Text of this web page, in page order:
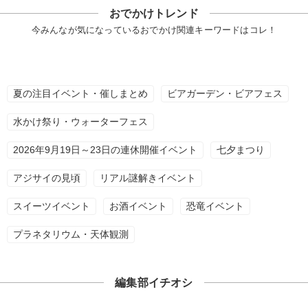
おでかけトレンド
今みんなが気になっているおでかけ関連キーワードはコレ！
夏の注目イベント・催しまとめ ビアガーデン・ビアフェス
水かけ祭り・ウォーターフェス
2026年9月19日～23日の連休開催イベント 七夕まつり
アジサイの見頃 リアル謎解きイベント
スイーツイベント お酒イベント 恐竜イベント
プラネタリウム・天体観測
編集部イチオシ